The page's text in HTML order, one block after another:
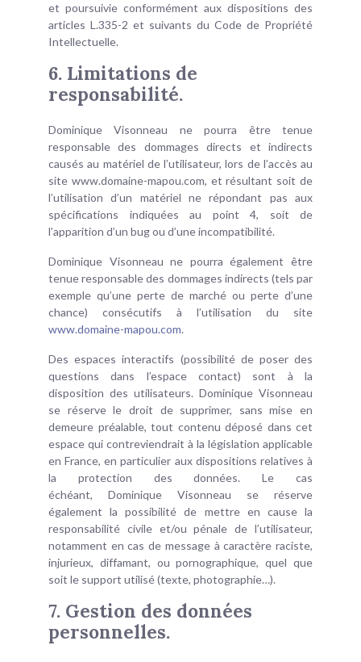
et poursuivie conformément aux dispositions des
articles L.335-2 et suivants du Code de Propriété
Intellectuelle.
6. Limitations de
responsabilité.
Dominique Visonneau ne pourra être tenue
responsable des dommages directs et indirects
causés au matériel de l’utilisateur, lors de l’accès au
site www.domaine-mapou.com, et résultant soit de
l’utilisation d’un matériel ne répondant pas aux
spécifications indiquées au point 4, soit de
l’apparition d’un bug ou d’une incompatibilité.
Dominique Visonneau ne pourra également être
tenue responsable des dommages indirects (tels par
exemple qu’une perte de marché ou perte d’une
chance) consécutifs à l’utilisation du site
www.domaine-mapou.com.
Des espaces interactifs (possibilité de poser des
questions dans l’espace contact) sont à la
disposition des utilisateurs. Dominique Visonneau
se réserve le droit de supprimer, sans mise en
demeure préalable, tout contenu déposé dans cet
espace qui contreviendrait à la législation applicable
en France, en particulier aux dispositions relatives à
la protection des données. Le cas
échéant, Dominique Visonneau se réserve
également la possibilité de mettre en cause la
responsabilité civile et/ou pénale de l’utilisateur,
notamment en cas de message à caractère raciste,
injurieux, diffamant, ou pornographique, quel que
soit le support utilisé (texte, photographie…).
7. Gestion des données
personnelles.